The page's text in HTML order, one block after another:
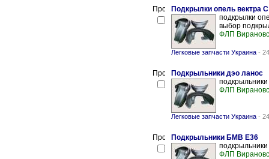
Подкрылки опель вектра С
подкрылки
выбор
ФЛП
Легковые запчасти Украина -
Подкрыльники дэо ланос
подкрыльники
ФЛП
Легковые запчасти Украина -
Подкрыльники БМВ Е36
ФЛП